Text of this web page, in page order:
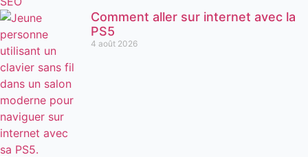
Comment aller sur internet avec la
PS5
4 août 2026